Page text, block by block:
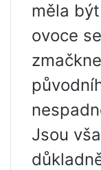
měla
ovoce
Jsou